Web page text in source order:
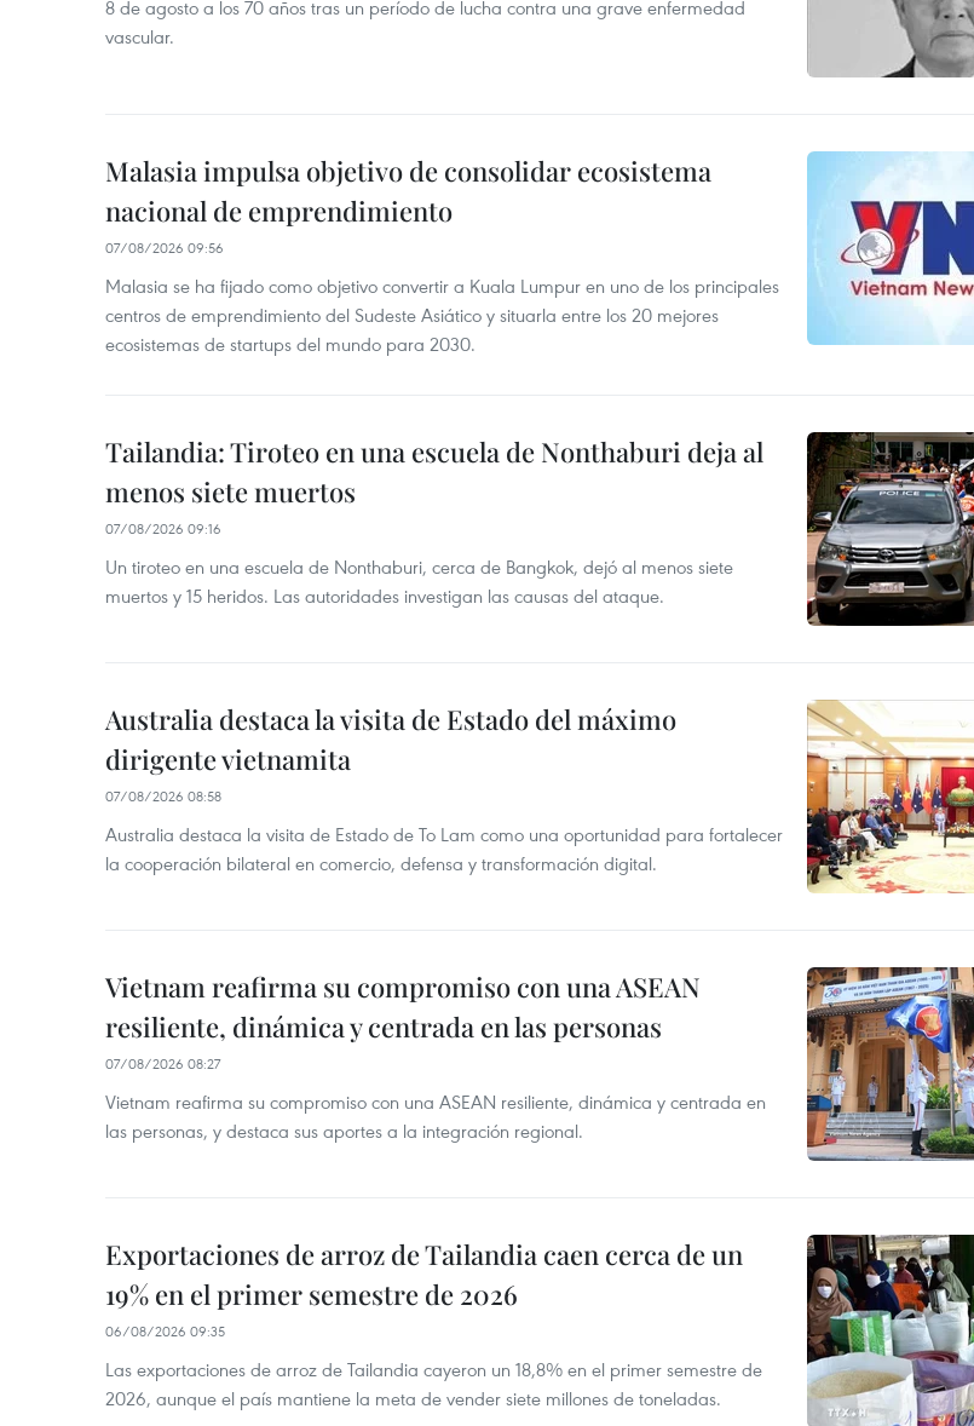
8 de agosto a los 70 años tras un período de lucha contra una grave enfermedad
vascular.
Malasia impulsa objetivo de consolidar ecosistema
nacional de emprendimiento
07/08/2026 09:56
Malasia se ha fijado como objetivo convertir a Kuala Lumpur en uno de los principales
centros de emprendimiento del Sudeste Asiático y situarla entre los 20 mejores
ecosistemas de startups del mundo para 2030.
Tailandia: Tiroteo en una escuela de Nonthaburi deja al
menos siete muertos
07/08/2026 09:16
Un tiroteo en una escuela de Nonthaburi, cerca de Bangkok, dejó al menos siete
muertos y 15 heridos. Las autoridades investigan las causas del ataque.
Australia destaca la visita de Estado del máximo
dirigente vietnamita
07/08/2026 08:58
Australia destaca la visita de Estado de To Lam como una oportunidad para fortalecer
la cooperación bilateral en comercio, defensa y transformación digital.
Vietnam reafirma su compromiso con una ASEAN
resiliente, dinámica y centrada en las personas
07/08/2026 08:27
Vietnam reafirma su compromiso con una ASEAN resiliente, dinámica y centrada en
las personas, y destaca sus aportes a la integración regional.
Exportaciones de arroz de Tailandia caen cerca de un
19% en el primer semestre de 2026
06/08/2026 09:35
Las exportaciones de arroz de Tailandia cayeron un 18,8% en el primer semestre de
2026, aunque el país mantiene la meta de vender siete millones de toneladas.